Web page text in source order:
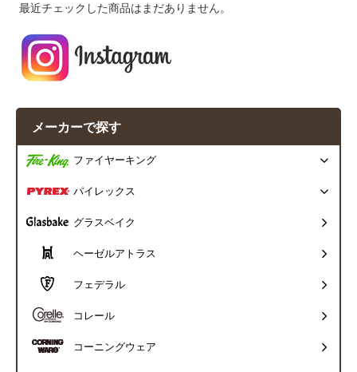
最近チェックした商品はまだありません。
メーカーで探す
ファイヤーキング
パイレックス
グラスベイク
ヘーゼルアトラス
フェデラル
コレール
コーニングウェア